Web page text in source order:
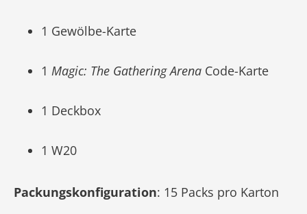
1 Gewölbe-Karte
1 Magic: The Gathering Arena Code-Karte
1 Deckbox
1 W20
Packungskonfiguration: 15 Packs pro Karton